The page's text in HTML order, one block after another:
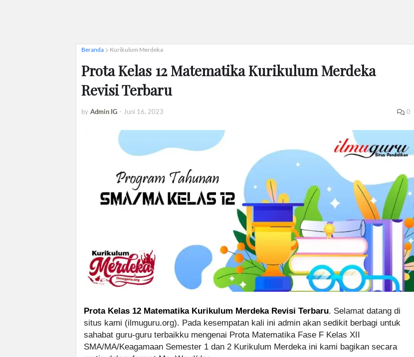
Beranda Kurikulum Merdeka
Prota Kelas 12 Matematika Kurikulum Merdeka
Revisi Terbaru
by Admin IG - Juni 16, 2023 0
Prota Kelas 12 Matematika Kurikulum Merdeka Revisi Terbaru. Selamat datang di
situs kami (ilmuguru.org). Pada kesempatan kali ini admin akan sedikit berbagi untuk
sahabat guru-guru terbaikku mengenai Prota Matematika Fase F Kelas XII
SMA/MA/Keagamaan Semester 1 dan 2 Kurikulum Merdeka ini kami bagikan secara